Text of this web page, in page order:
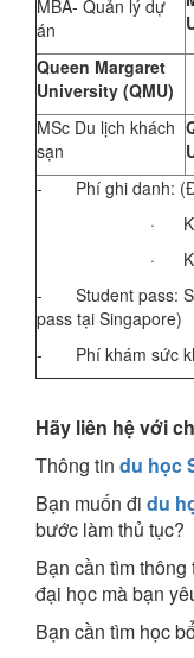
MBA- Quản lý dự
án
Queen Margaret
University (QMU)
MSc Du lịch khách
sạn
- Phí ghi danh:
·
·
- Student pass:
pass tại Singapore)
- Phí khám sức
Hãy liên hệ với
Thông tin du học
Bạn muốn đi du
bước làm thủ tục?
Bạn cần tìm
đại học mà bạn
Bạn cần tìm học